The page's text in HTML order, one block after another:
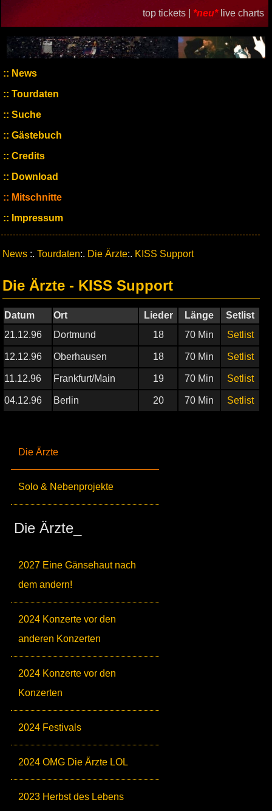
top tickets | *neu* live charts
News
Tourdaten
Suche
Gästebuch
Credits
Download
Mitschnitte
Impressum
Die Ärzte
Solo & Nebenprojekte
Die Ärzte_
2027 Eine Gänsehaut nach
dem andern!
2024 Konzerte vor den
anderen Konzerten
2024 Konzerte vor den
Konzerten
2024 Festivals
2024 OMG Die Ärzte LOL
2023 Herbst des Lebens
News :. Tourdaten:. Die Ärzte:. KISS Support
Die Ärzte - KISS Support
Datum Ort Lieder Länge
Setlist
21.12.96
Dortmund 18 70 Min Setlist
12.12.96 Oberhausen 18 70 Min Setlist
11.12.96 Frankfurt/Main 19 70 Min Setlist
04.12.96 Berlin 20 70 Min Setlist